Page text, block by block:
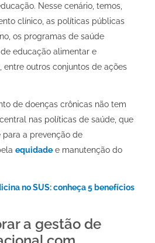
Nesse cenário, temos,
clínico, as políticas públicas
os programas de saúde
educação alimentar e
entre outros conjuntos de ações
de doenças crônicas não tem
nas políticas de saúde, que
a prevenção de
equidadee manutenção do
no SUS: conheça 5 benefícios
a gestão de